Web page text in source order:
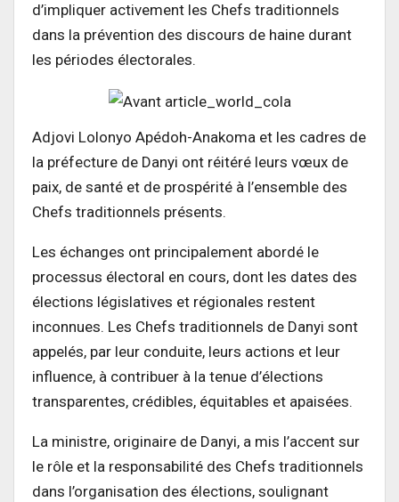
d’impliquer activement les Chefs traditionnels
dans la prévention des discours de haine durant
les périodes électorales.
Adjovi Lolonyo Apédoh-Anakoma et les cadres de
la préfecture de Danyi ont réitéré leurs vœux de
paix, de santé et de prospérité à l’ensemble des
Chefs traditionnels présents.
Les échanges ont principalement abordé le
processus électoral en cours, dont les dates des
élections législatives et régionales restent
inconnues. Les Chefs traditionnels de Danyi sont
appelés, par leur conduite, leurs actions et leur
influence, à contribuer à la tenue d’élections
transparentes, crédibles, équitables et apaisées.
La ministre, originaire de Danyi, a mis l’accent sur
le rôle et la responsabilité des Chefs traditionnels
dans l’organisation des élections, soulignant